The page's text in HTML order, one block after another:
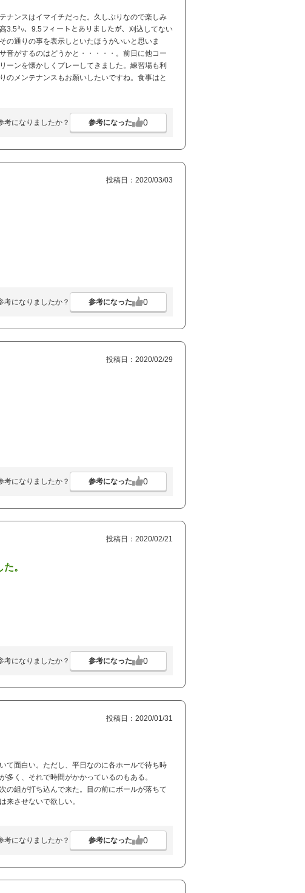
ナンスはイマイチだった。久しぶりなので楽しみ
3.5㍉、9.5フィートとありましたが、刈込してない
の通りの事を表示しといたほうがいいと思いま
音がするのはどうかと・・・・・。前日に他コー
ーンを懐かしくプレーしてきました。練習場も利
のメンテナンスもお願いしたいですね。食事はと
考になりましたか？ 参考になった 0
投稿日：2020/03/03
考になりましたか？ 参考になった 0
投稿日：2020/02/29
考になりましたか？ 参考になった 0
投稿日：2020/02/21
。
考になりましたか？ 参考になった 0
投稿日：2020/01/31
て面白い。ただし、平日なのに各ホールで待ち時
く、それで時間がかかっているのもある。
の組が打ち込んで来た。目の前にボールが落ちて
来させないで欲しい。
考になりましたか？ 参考になった 0